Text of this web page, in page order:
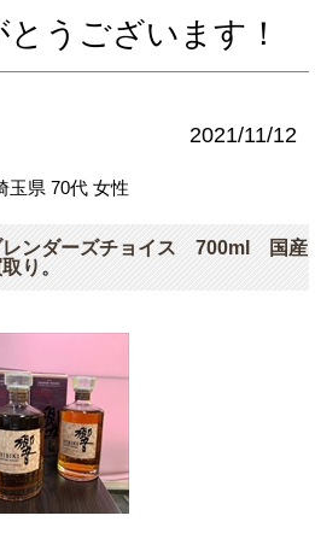
うございます！
2021/11/12
玉県 70代 女性
ンダーズチョイス 700ml 国産
り。